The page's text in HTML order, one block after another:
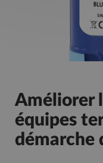
Améliorer
équipes
démarche